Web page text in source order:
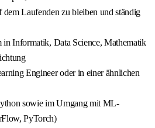
dem Laufenden zu bleiben und ständig
in Informatik, Data Science, Mathematik
Engineer oder in einer ähnlichen
sowie im Umgang mit ML-
PyTorch)